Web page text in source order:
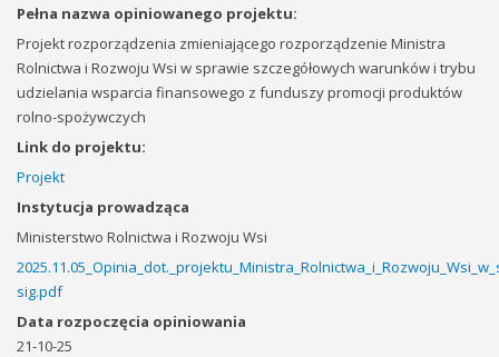
Pełna nazwa opiniowanego projektu:
Projekt rozporządzenia zmieniającego rozporządzenie Ministra
Rolnictwa i Rozwoju Wsi w sprawie szczegółowych warunków i trybu
udzielania wsparcia finansowego z funduszy promocji produktów
rolno-spożywczych
Link do projektu:
Projekt
Instytucja prowadząca
Ministerstwo Rolnictwa i Rozwoju Wsi
sig.pdf
Data rozpoczęcia opiniowania
21-10-25